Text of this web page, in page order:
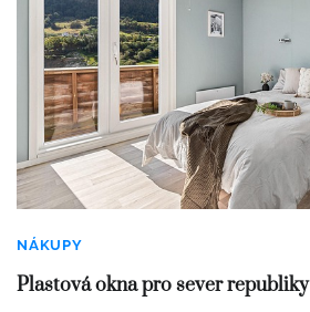
NÁKUPY
Plastová okna pro sever republiky